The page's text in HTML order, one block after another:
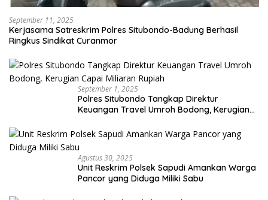
September 11, 2025
Kerjasama Satreskrim Polres Situbondo-Badung Berhasil
Ringkus Sindikat Curanmor
September 1, 2025
Polres Situbondo Tangkap Direktur
Keuangan Travel Umroh Bodong, Kerugian
Agustus 30, 2025
Unit Reskrim Polsek Sapudi Amankan Warga
Pancor yang Diduga Miliki Sabu